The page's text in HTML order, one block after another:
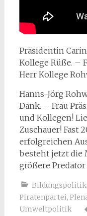
Präsidentin
Kollege Rüße. –
Herr Kollege
Hanns-Jörg
Dank. – Frau
und Kollegen!
Zuschauer! Fast
erfolgreichen
besteht jetzt die
größere Predator
Bildungspolitik,
Piratenpartei,
Umweltpolitik